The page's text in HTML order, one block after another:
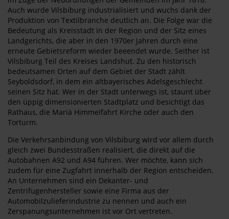
Auch wurde Vilsbiburg industrialisiert und wuchs dank der
Produktion von Textilbranche deutlich an. Die Folge war die
Bedeutung als Kreisstadt in der Region und der Sitz eines
Landgerichts, die aber in den 1970er Jahren durch eine
erneute Gebietsreform wieder beeendet wurde. Seither ist
Vilsbiburg Teil des Kreises Landshut. Zu den historisch
bedeutsamen Orten auf dem Gebiet der Stadt zählt
Seyboldsdorf, in dem ein altbayerisches Adelsgeschlecht
seinen Sitz hat. Wer in der Stadt unterwegs ist, staunt über
den üppig dimensionierten Stadtplatz und besichtigt das
Rathaus, die Mariä Himmelfahrt Kirche oder auch den
Torturm.
Die Verkehrsanbindung von Vilsbiburg wird vor allem durch
gleich zwei Bundesstraßen realisiert, die direkt auf die
Autobahnen A92 und A94 führen. Wer möchte, kann sich
zudem für eine Zugfahrt innerhalb der Region entscheiden.
An Unternehmen sind ein Dekanter- und
Zentrifugenhersteller sowie eine Firma aus der
Automobilzulieferindustrie zu nennen und auch ein
Zerspanungsunternehmen ist vor Ort vertreten.